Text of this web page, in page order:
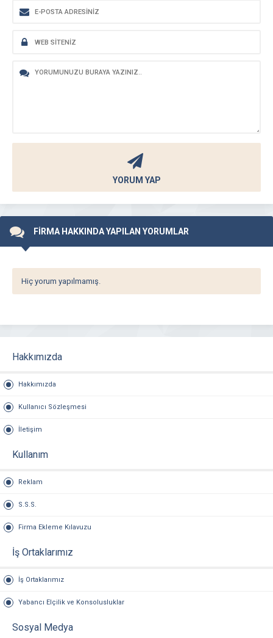
YORUM YAP
FİRMA HAKKINDA YAPILAN YORUMLAR
Hiç yorum yapılmamış.
Hakkımızda
Hakkımızda
Kullanıcı Sözleşmesi
İletişim
Kullanım
Reklam
S.S.S.
Firma Ekleme Kılavuzu
İş Ortaklarımız
İş Ortaklarımız
Yabancı Elçilik ve Konsolusluklar
Sosyal Medya